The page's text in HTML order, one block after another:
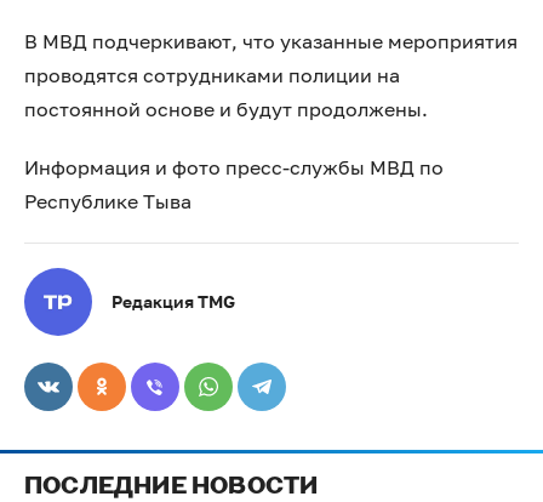
В МВД подчеркивают, что указанные мероприятия
проводятся сотрудниками полиции на
постоянной основе и будут продолжены.
Информация и фото пресс-службы МВД по
Республике Тыва
Редакция TMG
ПОСЛЕДНИЕ НОВОСТИ